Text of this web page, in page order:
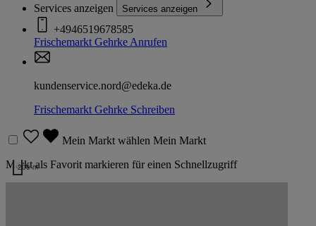
Services anzeigen Services anzeigen
+4946519678585
Frischemarkt Gehrke Anrufen
kundenservice.nord@edeka.de
Frischemarkt Gehrke Schreiben
Mein Markt wählen Mein Markt
Markt als Favorit markieren für einen Schnellzugriff
200 m